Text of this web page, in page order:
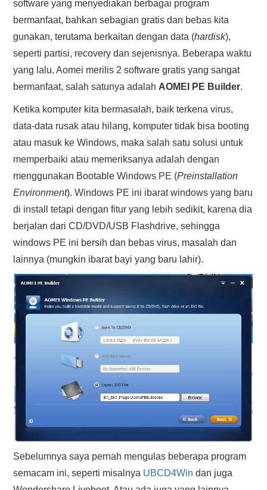
HASIL PENCARIAN
software yang menyediakan berbagai program
bermanfaat, bahkan sebagian gratis dan bebas kita
gunakan, terutama berkaitan dengan data (hardisk),
seperti partisi, recovery dan sejenisnya. Beberapa waktu
yang lalu, Aomei merilis 2 software gratis yang sangat
bermanfaat, salah satunya adalah AOMEI PE Builder.
Ketika komputer kita bermasalah, baik terkena virus,
data-data rusak atau hilang, komputer tidak bisa booting
atau masuk ke Windows, maka salah satu solusi untuk
memperbaiki atau memeriksanya adalah dengan
menggunakan Bootable Windows PE (Preinstallation
Environment). Windows PE ini ibarat windows yang baru
di install tetapi dengan fitur yang lebih sedikit, karena dia
berjalan dari CD/DVD/USB Flashdrive, sehingga
windows PE ini bersih dan bebas virus, masalah dan
lainnya (mungkin ibarat bayi yang baru lahir).
Sebelumnya saya pernah mengulas beberapa program
semacam ini, seperti misalnya UBCD4Win dan juga